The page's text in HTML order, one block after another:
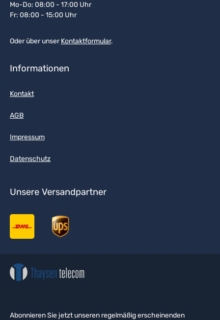
Mo-Do: 08:00 - 17:00 Uhr
Fr: 08:00 - 15:00 Uhr
Oder über unserKontaktformular.
Informationen
Kontakt
AGB
Impressum
Datenschutz
Unsere Versandpartner
Abonnieren Sie jetzt unseren regelmäßig erscheinenden